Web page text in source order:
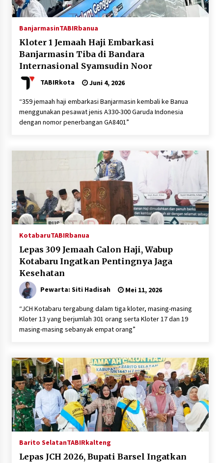
BanjarmasinTABIRbanua
Kloter 1 Jemaah Haji Embarkasi
Banjarmasin Tiba di Bandara
Internasional Syamsudin Noor
TABIRkota Juni 4, 2026
“359 jemaah haji embarkasi Banjarmasin kembali ke Banua
menggunakan pesawat jenis A330-300 Garuda Indonesia
dengan nomor penerbangan GA8401”
KotabaruTABIRbanua
Lepas 309 Jemaah Calon Haji, Wabup
Kotabaru Ingatkan Pentingnya Jaga
Kesehatan
Pewarta: Siti Hadisah Mei 11, 2026
“JCH Kotabaru tergabung dalam tiga kloter, masing-masing
Kloter 13 yang berjumlah 301 orang serta Kloter 17 dan 19
masing-masing sebanyak empat orang”
Barito SelatanTABIRkalteng
Lepas JCH 2026, Bupati Barsel Ingatkan